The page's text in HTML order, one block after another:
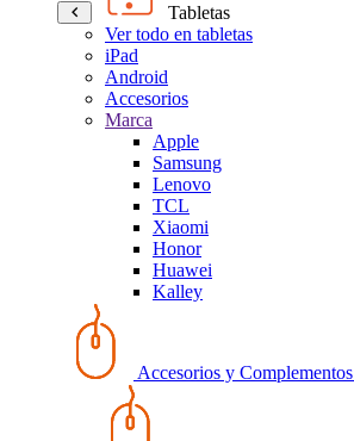
Tabletas
Ver todo en tabletas
iPad
Android
Accesorios
Marca
Apple
Samsung
Lenovo
TCL
Xiaomi
Honor
Huawei
Kalley
Accesorios y Complementos